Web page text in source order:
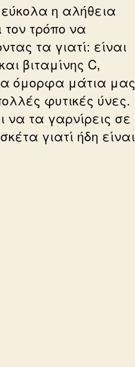
η αλήθεια
τρόπο να
τα γιατί: είναι
βιταμίνης C,
όμορφα μάτια μας
φυτικές ύνες.
τα γαρνίρεις σε
γιατί ήδη είναι